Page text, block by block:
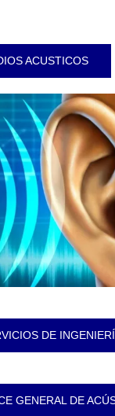
ACUSTICOS
DE
GENERAL DE